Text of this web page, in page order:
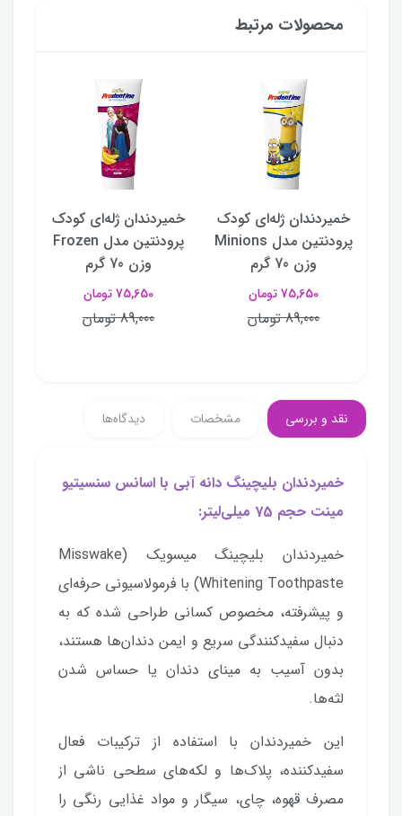
محصولات مرتبط
خمیردندان ژله‌ای کودک
پرودنتین مدل Minions
وزن 70 گرم
75,650 تومان
89,000 تومان
خمیردندان ژله‌ای کودک
پرودنتین مدل Frozen
وزن 70 گرم
75,650 تومان
89,000 تومان
نقد و بررسی مشخصات دیدگاه‌ها
خمیردندان بلیچینگ دانه آبی با اسانس سنسیتیو
مینت حجم 75 میلی‌لیتر:
خمیردندان بلیچینگ میسویک (Misswake
Whitening Toothpaste) با فرمولاسیونی حرفه‌ای
و پیشرفته، مخصوص کسانی طراحی شده که به
دنبال سفیدکنندگی سریع و ایمن دندان‌ها هستند،
بدون آسیب به مینای دندان یا حساس شدن
لثه‌ها.
این خمیردندان با استفاده از ترکیبات فعال
سفیدکننده، پلاک‌ها و لکه‌های سطحی ناشی از
مصرف قهوه، چای، سیگار و مواد غذایی رنگی را